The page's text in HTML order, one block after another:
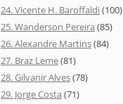
24. Vicente H. Baroffaldi(100)
25. Wanderson Pereira (85)
26. Alexandre Martins(84)
27. Braz Leme(81)
28. Gilvanir Alves(78)
29. Jorge Costa (71)